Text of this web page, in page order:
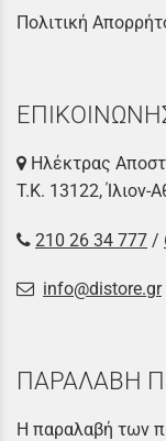
Πολιτική
Ηλέκτρας
Τ.Κ. 13122, Ίλιον-
210 26 34 777 /
info@distore.gr
ΠΑΡΑΛΑΒΗ
Η παραλαβή των